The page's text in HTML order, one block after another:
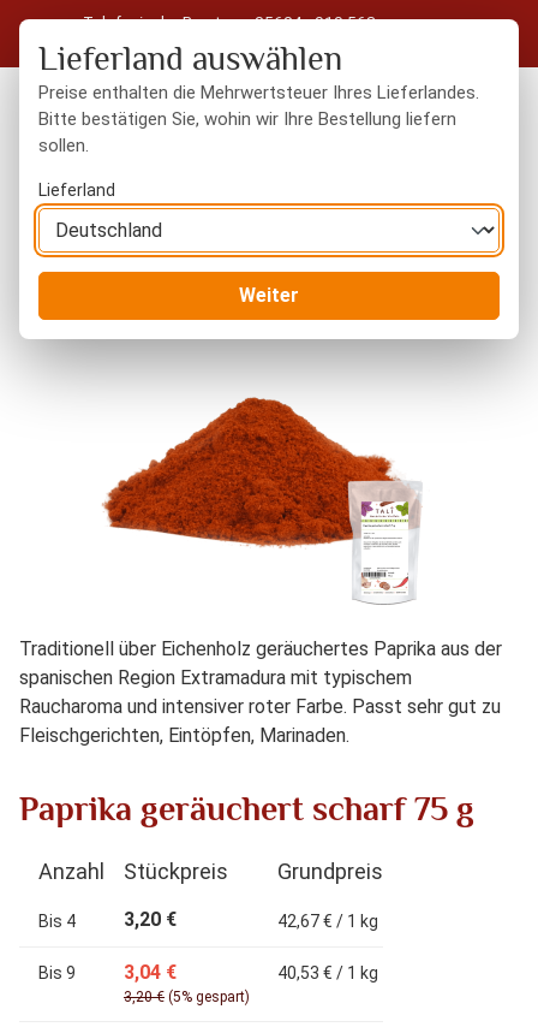
Zum Hauptinhalt springen
Telefonische Beratung: 05604 - 919 563
Kostenloser Versand in Deutschland ab 50 € Warenwert
Traditionell über Eichenholz geräuchertes Paprika aus der
spanischen Region Extramadura mit typischem
Raucharoma und intensiver roter Farbe. Passt sehr gut zu
Fleischgerichten, Eintöpfen, Marinaden.
Paprika geräuchert scharf 75 g
Anzahl Stückpreis Grundpreis
Bis 4 3,20 € 42,67 € / 1 kg
Bis 9 3,04 €
3,20 € (5% gespart)
40,53 € / 1 kg
Lieferland auswählen
Preise enthalten die Mehrwertsteuer Ihres Lieferlandes.
Bitte bestätigen Sie, wohin wir Ihre Bestellung liefern
sollen.
Lieferland
Weiter